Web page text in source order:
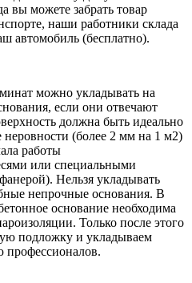
вы можете забрать товар
наши работники склада
автомобиль (бесплатно).
можно укладывать на
если они отвечают
должна быть идеально
(более 2 мм на 1 м2)
работы
или специальными
Нельзя укладывать
непрочные основания. В
основание необходима
Только после этого
подложку и укладываем